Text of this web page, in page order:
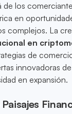
de los
en
complejos. La
en
de
innovadoras
en expansión.